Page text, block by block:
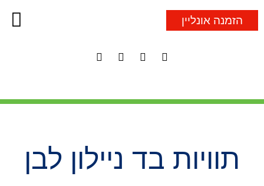
הזמנה אונליין
תוויות בד ניילון לבן